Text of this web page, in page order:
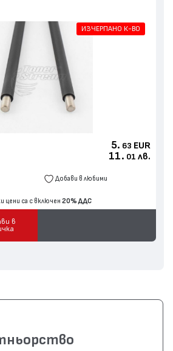
ИЗЧЕРПАНО К-ВО
5. 63 EUR
11. 01 лв.
Добави в любими
цени са с включен 20% ДДС
в